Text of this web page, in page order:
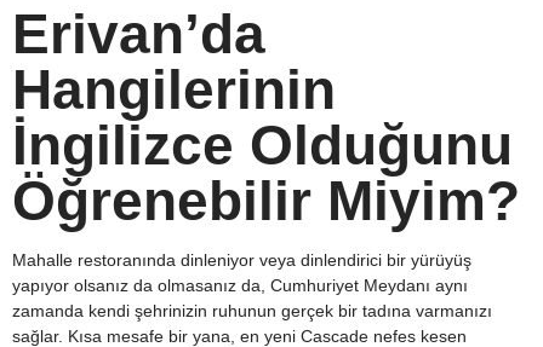
Erivan’da
Hangilerinin
İngilizce Olduğunu
Öğrenebilir Miyim?
Mahalle restoranında dinleniyor veya dinlendirici bir yürüyüş
yapıyor olsanız da olmasanız da, Cumhuriyet Meydanı aynı
zamanda kendi şehrinizin ruhunun gerçek bir tadına varmanızı
sağlar. Kısa mesafe bir yana, en yeni Cascade nefes kesen